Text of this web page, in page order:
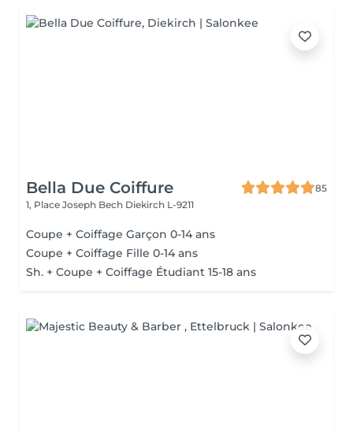
Bella Due Coiffure
85
1, Place Joseph Bech Diekirch L-9211
Coupe + Coiffage Garçon 0-14 ans
Coupe + Coiffage Fille 0-14 ans
Sh. + Coupe + Coiffage Étudiant 15-18 ans